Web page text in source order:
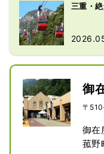
三重・
御
〒
御在
菰野